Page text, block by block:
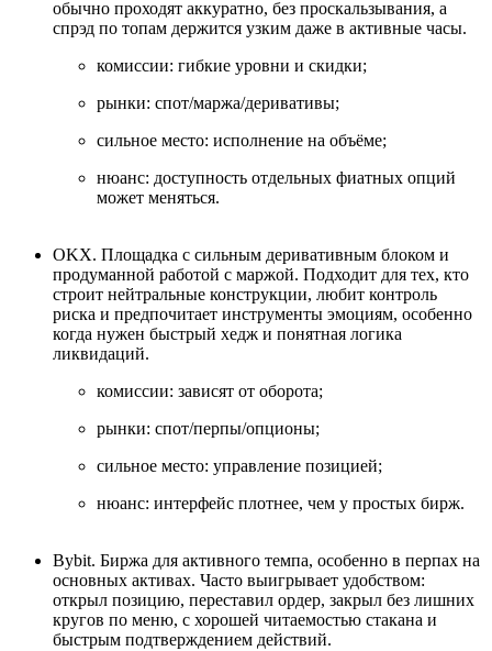
обычно проходят аккуратно, без проскальзывания, а
спрэд по топам держится узким даже в активные часы.
комиссии: гибкие уровни и скидки;
рынки: спот/маржа/деривативы;
сильное место: исполнение на объёме;
нюанс: доступность отдельных фиатных опций
может меняться.
OKX. Площадка с сильным деривативным блоком и
продуманной работой с маржой. Подходит для тех, кто
строит нейтральные конструкции, любит контроль
риска и предпочитает инструменты эмоциям, особенно
когда нужен быстрый хедж и понятная логика
ликвидаций.
комиссии: зависят от оборота;
рынки: спот/перпы/опционы;
сильное место: управление позицией;
нюанс: интерфейс плотнее, чем у простых бирж.
Bybit. Биржа для активного темпа, особенно в перпах на
основных активах. Часто выигрывает удобством:
открыл позицию, переставил ордер, закрыл без лишних
кругов по меню, с хорошей читаемостью стакана и
быстрым подтверждением действий.